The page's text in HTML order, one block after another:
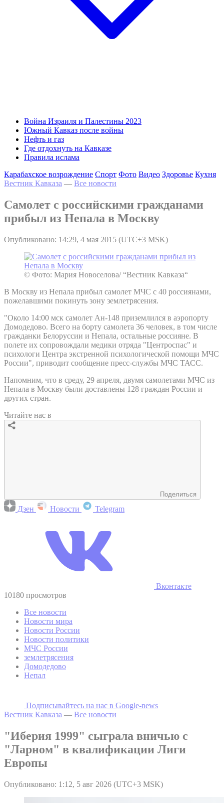
Война Израиля и Палестины 2023
Южный Кавказ после войны
Нефть и газ
Где отдохнуть на Кавказе
Правила ислама
Карабахское возрождение Спорт Фото Видео Здоровье Кухня
Вестник Кавказа — Все новости
Самолет с российскими гражданами
прибыл из Непала в Москву
Опубликовано: 14:29, 4 мая 2015 (UTC+3 MSK)
© Фото: Мария Новоселова/ “Вестник Кавказа“
В Москву из Непала прибыл самолет МЧС с 40 россиянами,
пожелавшими покинуть зону землетрясения.
"Около 14:00 мск самолет Ан-148 приземлился в аэропорту
Домодедово. Всего на борту самолета 36 человек, в том числе
гражданки Белоруссии и Непала, остальные россияне. В
полете их сопровождали медики отряда "Центроспас" и
психологи Центра экстренной психологической помощи МЧС
России", приводит сообщение пресс-службы МЧС ТАСС.
Напомним, что в среду, 29 апреля, двумя самолетами МЧС из
Непала в Москву были доставлены 128 граждан России и
других стран.
Читайте нас в
Поделиться
Дзен Новости Telegram
Вконтакте
10180 просмотров
Все новости
Новости мира
Новости России
Новости политики
МЧС России
землетрясения
Домодедово
Непал
Подписывайтесь на наc в Google-news
Вестник Кавказа — Все новости
"Иберия 1999" сыграла вничью с
"Ларном" в квалификации Лиги
Европы
Опубликовано: 1:12, 5 авг 2026 (UTC+3 MSK)